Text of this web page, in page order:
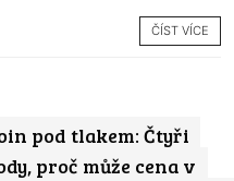
ČÍST VÍCE
pod tlakem: Čtyři
proč může cena v